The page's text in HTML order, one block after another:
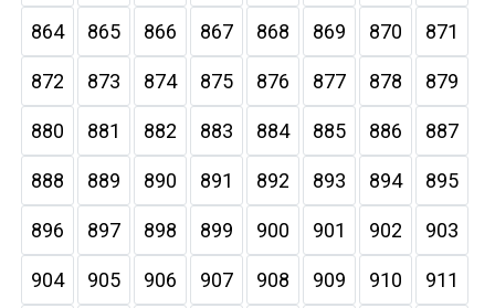
864 865 866 867 868 869 870 871
872 873 874 875 876 877 878 879
880 881 882 883 884 885 886 887
888 889 890 891 892 893 894 895
896 897 898 899 900 901 902 903
904 905 906 907 908 909 910 911